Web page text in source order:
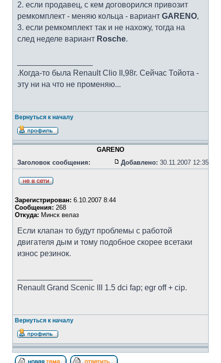
2. если продавец, с кем договорился привозит
ремкомплект - меняю кольца - вариант GARENO,
3. если ремкомплект так и не нахожу, тогда на
след неделе вариант Rosche.
.Когда-то была Renault Clio II,98г. Сейчас Тойота -
эту ни на что не променяю...
Вернуться к началу
GARENO
Заголовок сообщения:
Добавлено: 30.11.2007 12:35
Зарегистрирован: 6.10.2007 8:44
Сообщения: 268
Откуда: Минск велаз
Если клапан то будут проблемы с работой
двигателя дым и тому подобное скорее всетаки
износ резинок.
Renault Grand Scenic III 1.5 dci fap; egr off + cip.
Вернуться к началу